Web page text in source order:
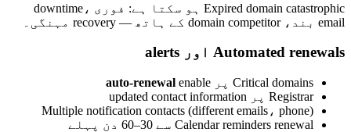
Expired domain catastrophic ہو سکتا ہے: فوری downtime،
email بند، domain competitor کے ہاتھ — recovery مہنگی۔
Automated renewals اور alerts
Critical domains پر auto-renewal enable
Registrar پر updated contact information
Multiple notification contacts (different emails، phone)
Calendar reminders renewal سے 30–60 دن پہلے